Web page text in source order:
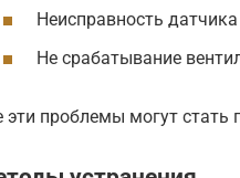
Неисправность
Не срабатывание
эти проблемы могут стать